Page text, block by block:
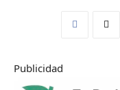
Publicidad